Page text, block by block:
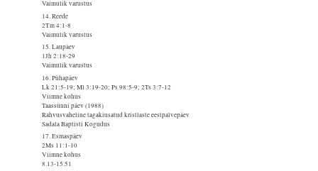
Vaimulik varustus
14. Reede
2Tm 4:1-8
Vaimulik varustus
15. Laupäev
1Jh 2:18-29
Vaimulik varustus
16. Pühapäev
Lk 21:5-19; Ml 3:19-20; Ps 98:5-9; 2Ts 3:7-12
Viimne kohus
Taassünni päev (1988)
Rahvusvaheline tagakiusatud kristlaste eestpalvepäev
Sadala Baptisti Kogudus
17. Esmaspäev
2Ms 11:1-10
Viimne kohus
8.13-15.51